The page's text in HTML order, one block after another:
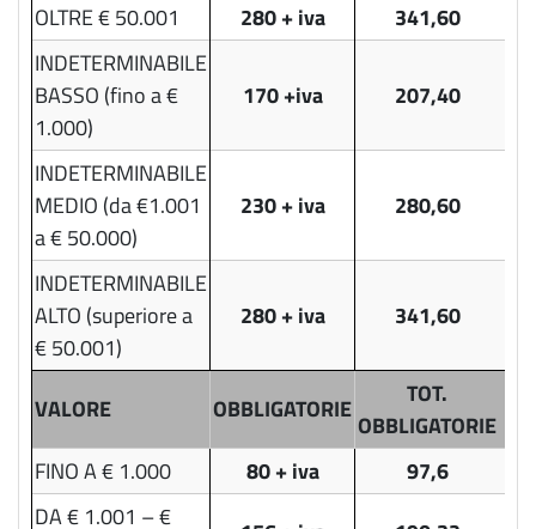
OLTRE € 50.001
280 + iva
341,60
INDETERMINABILE
BASSO (fino a €
1.000)
170 +iva 207,40
INDETERMINABILE
MEDIO (da €1.001
a € 50.000)
230 + iva 280,60
INDETERMINABILE
ALTO (superiore a
€ 50.001)
280 + iva 341,60
VALORE OBBLIGATORIE
TOT.
OBBLIGATORIE
FINO A € 1.000
80 + iva
97,6
DA € 1.001 – €